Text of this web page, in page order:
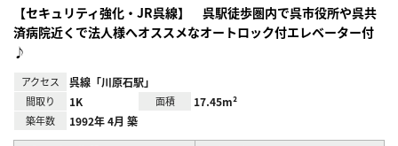
【セキュリティ強化・JR呉線】 呉駅徒歩圏内で呉市役所や呉共
済病院近くで法人様へオススメなオートロック付エレベーター付
♪
アクセス 呉線「川原石駅」
間取り 1K 面積 17.45m²
築年数 1992年 4月 築